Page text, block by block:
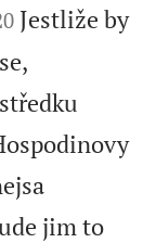
Jestliže by
jim to